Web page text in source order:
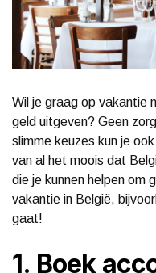
Wil je graag op vakantie
geld uitgeven? Geen
slimme keuzes kun je
van al het moois dat
die je kunnen helpen om
vakantie in België,
gaat!
1. Boek